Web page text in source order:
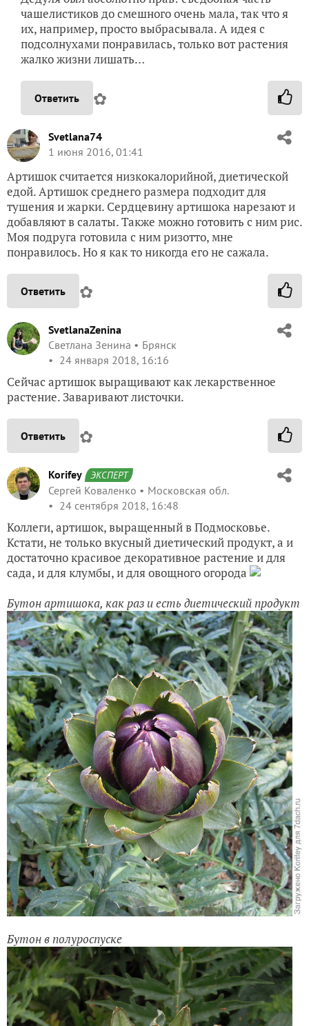
чашелистиков до смешного очень мала, так что я
их, например, просто выбрасывала. А идея с
подсолнухами понравилась, только вот растения
жалко жизни лишать…
Ответить ✿
Svetlana74
1 июня 2016, 01:41
Артишок считается низкокалорийной, диетической
едой. Артишок среднего размера подходит для
тушения и жарки. Сердцевину артишока нарезают и
добавляют в салаты. Также можно готовить с ним рис.
Моя подруга готовила с ним ризотто, мне
понравилось. Но я как то никогда его не сажала.
Ответить ✿
SvetlanaZenina
Светлана Зенина
Брянск
24 января 2018, 16:16
Сейчас артишок выращивают как лекарственное
растение. Заваривают листочки.
Ответить ✿
Korifey ЭКСПЕРТ
Сергей Коваленко
Московская обл.
24 сентября 2018, 16:48
Коллеги, артишок, выращенный в Подмосковье.
Кстати, не только вкусный диетический продукт, а и
достаточно красивое декоративное растение и для
сада, и для клумбы, и для овощного огорода
Бутон артишока, как раз и есть диетический продукт
Бутон в полуроспуске